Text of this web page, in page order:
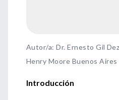
Autor/a: Dr. Ernesto Gil
Henry Moore Buenos
Introducción